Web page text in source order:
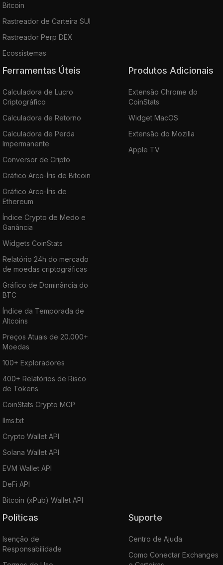
Bitcoin
Rastreador de Carteira SUI
Rastreador Perp DEX
Ecossistemas
Ferramentas Úteis
Calculadora de Lucro
Criptográfico
Calculadora de Retorno
Calculadora de Perda
Impermanente
Conversor de Cripto
Gráfico Arco-Íris de Bitcoin
Gráfico Arco-Íris de
Ethereum
Índice Crypto de Medo e
Ganância
Widgets CoinStats
Relatório 24h do mercado
de moedas criptográficas
Gráfico de Dominância do
BTC
Índice da Temporada de
Altcoins
Preços Atuais de 20.000+
Moedas
100+ Exploradores
400+ Relatórios de Risco
de Tokens
CoinStats Crypto MCP
llms.txt
Crypto Wallet API
Solana Wallet API
EVM Wallet API
DeFi API
Bitcoin (xPub) Wallet API
Produtos Adicionais
Extensão Chrome do
CoinStats
Widget MacOS
Extensão do Mozilla
Apple TV
Políticas
Isenção de
Responsabilidade
Suporte
Centro de Ajuda
Como Conectar Exchanges